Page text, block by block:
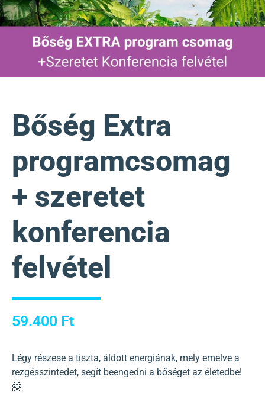
Bőség Extra
programcsomag
+ szeretet
konferencia
felvétel
59.400 Ft
Légy részese a tiszta, áldott energiának, mely emelve a
rezgésszintedet, segít beengedni a bőséget az életedbe!
🤗